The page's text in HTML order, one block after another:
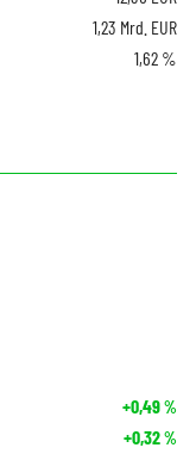
1,23 Mrd. EUR
1,62 %
+0,49%
+0,32%